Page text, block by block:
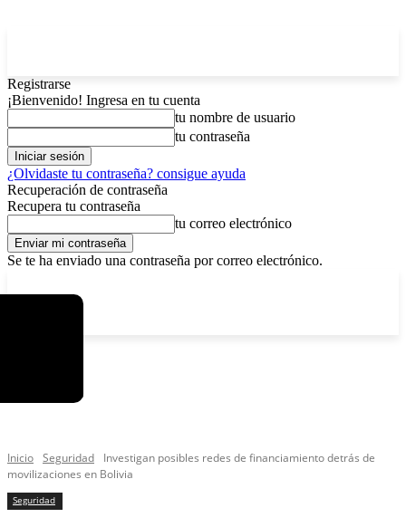
Registrarse
¡Bienvenido! Ingresa en tu cuenta
tu nombre de usuario
tu contraseña
¿Olvidaste tu contraseña? consigue ayuda
Recuperación de contraseña
Recupera tu contraseña
tu correo electrónico
Se te ha enviado una contraseña por correo electrónico.
Inicio Seguridad
Investigan posibles redes de financiamiento detrás de
movilizaciones en Bolivia
Seguridad